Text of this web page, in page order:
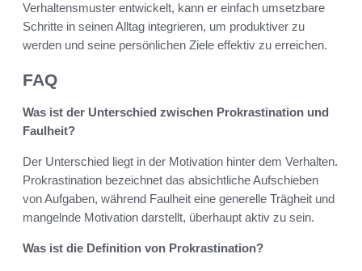
Verhaltensmuster entwickelt, kann er einfach umsetzbare
Schritte in seinen Alltag integrieren, um produktiver zu
werden und seine persönlichen Ziele effektiv zu erreichen.
FAQ
Was ist der Unterschied zwischen Prokrastination und
Faulheit?
Der Unterschied liegt in der Motivation hinter dem Verhalten.
Prokrastination bezeichnet das absichtliche Aufschieben
von Aufgaben, während Faulheit eine generelle Trägheit und
mangelnde Motivation darstellt, überhaupt aktiv zu sein.
Was ist die Definition von Prokrastination?